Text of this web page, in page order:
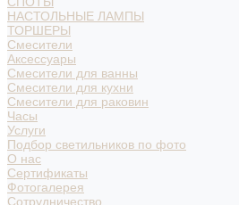
НАСТОЛЬНЫЕ ЛАМПЫ
ТОРШЕРЫ
Смесители
Аксессуары
Смесители для ванны
Смесители для кухни
Смесители для раковин
Часы
Услуги
Подбор светильников по фото
О нас
Сертификаты
Фотогалерея
Сотрудничество